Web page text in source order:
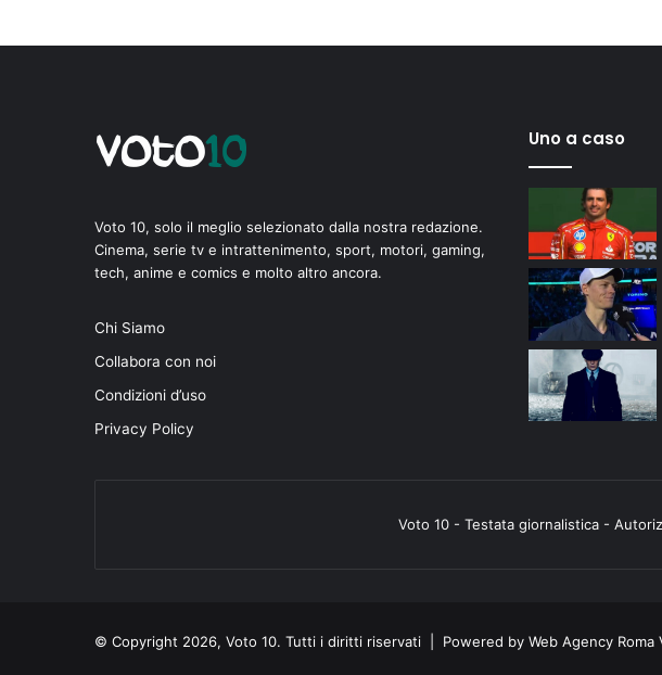
Voto 10, solo il meglio selezionato dalla nostra redazione.
Cinema, serie tv e intrattenimento, sport, motori, gaming,
tech, anime e comics e molto altro ancora.
Chi Siamo
Collabora con noi
Condizioni d’uso
Privacy Policy
Uno a caso
Voto 10 - Testata giornalistica -
© Copyright 2026, Voto 10. Tutti i diritti riservati | Powered by Web Agency Roma